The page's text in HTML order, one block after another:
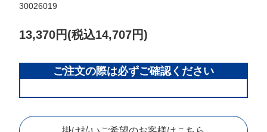
30026019
13,370円(税込14,707円)